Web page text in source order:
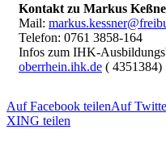
Kontakt zu Markus
Mail:
Telefon: 0761 3858-164
Infos zum IHK-
oberrhein.ihk.de ( 4351384)
Auf Facebook teilenAuf
XING teilen